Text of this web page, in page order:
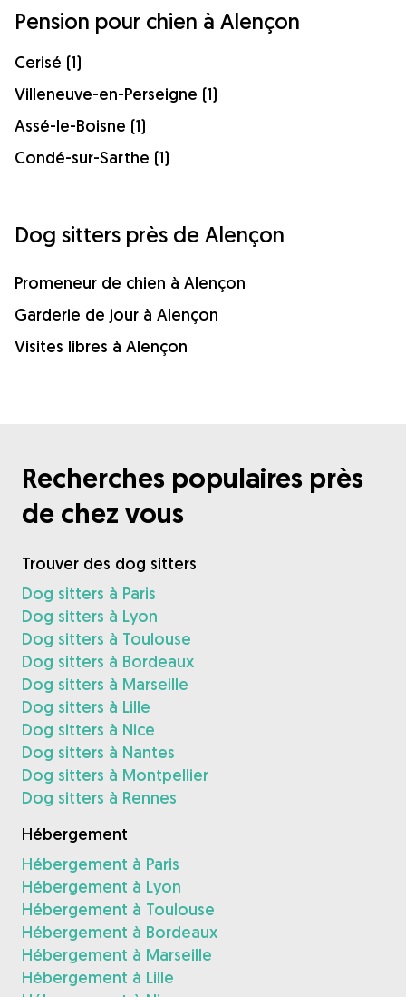
Pension pour chien à Alençon
Cerisé (1)
Villeneuve-en-Perseigne (1)
Assé-le-Boisne (1)
Condé-sur-Sarthe (1)
Dog sitters près de Alençon
Promeneur de chien à Alençon
Garderie de jour à Alençon
Visites libres à Alençon
Recherches populaires près
de chez vous
Trouver des dog sitters
Dog sitters à Paris
Dog sitters à Lyon
Dog sitters à Toulouse
Dog sitters à Bordeaux
Dog sitters à Marseille
Dog sitters à Lille
Dog sitters à Nice
Dog sitters à Nantes
Dog sitters à Montpellier
Dog sitters à Rennes
Hébergement
Hébergement à Paris
Hébergement à Lyon
Hébergement à Toulouse
Hébergement à Bordeaux
Hébergement à Marseille
Hébergement à Lille